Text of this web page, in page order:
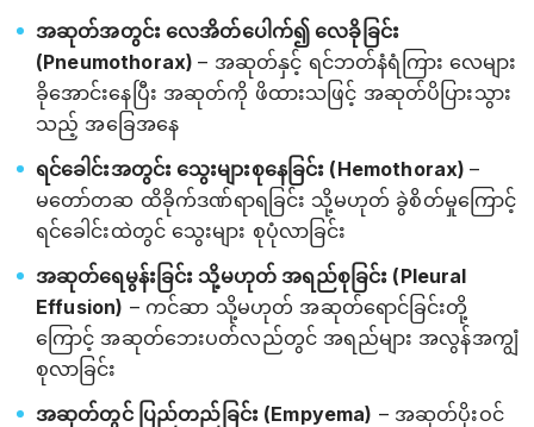
အဆုတ်အတွင်း လေအိတ်ပေါက်၍ လေခိုခြင်း
(Pneumothorax)– အဆုတ်နှင့် ရင်ဘတ်နံရံကြား လေများ
ခိုအောင်းနေပြီး အဆုတ်ကို ဖိထားသဖြင့် အဆုတ်ပိပြားသွား
သည့် အခြေအနေ
ရင်ခေါင်းအတွင်း သွေးများစုနေခြင်း (Hemothorax)–
မတော်တဆ ထိခိုက်ဒဏ်ရာရခြင်း သို့မဟုတ် ခွဲစိတ်မှုကြောင့်
ရင်ခေါင်းထဲတွင် သွေးများ စုပုံလာခြင်း
အဆုတ်ရေမွန်းခြင်း သို့မဟုတ် အရည်စုခြင်း (Pleural
Effusion) – ကင်ဆာ သို့မဟုတ် အဆုတ်ရောင်ခြင်းတို့
ကြောင့် အဆုတ်ဘေးပတ်လည်တွင် အရည်များ အလွန်အကျွံ
စုလာခြင်း
အဆုတ်တွင် ပြည်တည်ခြင်း (Empyema) – အဆုတ်ပိုးဝင်